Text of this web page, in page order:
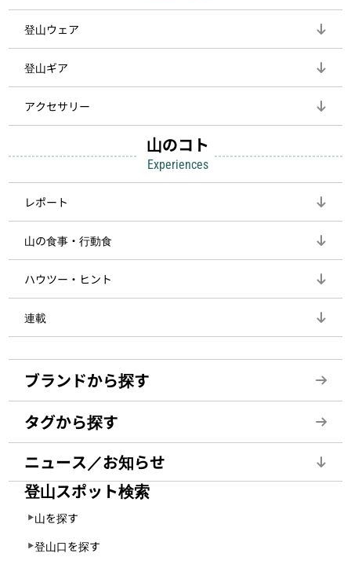
登山ウェア
登山ギア
アクセサリー
山のコト
Experiences
レポート
山の食事・行動食
ハウツー・ヒント
連載
ブランドから探す
タグから探す
ニュース／お知らせ
登山スポット検索
山を探す
登山口を探す